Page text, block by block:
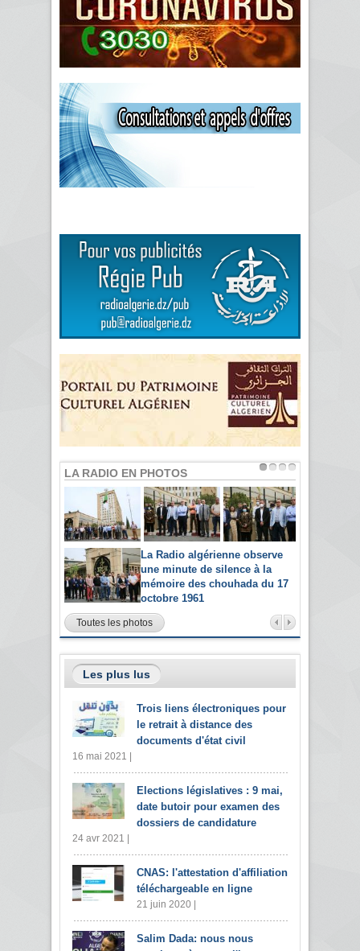
LA RADIO EN PHOTOS
La Radio algérienne observe
une minute de silence à la
mémoire des chouhada du 17
octobre 1961
Toutes les photos
Les plus lus
Trois liens électroniques pour
le retrait à distance des
documents d'état civil
16 mai 2021 |
Elections législatives : 9 mai,
date butoir pour examen des
dossiers de candidature
24 avr 2021 |
CNAS: l'attestation d'affiliation
téléchargeable en ligne
21 juin 2020 |
Salim Dada: nous nous